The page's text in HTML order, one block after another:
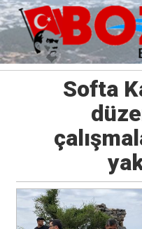
Softa